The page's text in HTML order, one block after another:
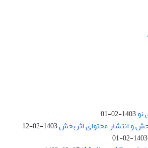
نو1403-02-01
و انتشار محتوای اثربخش1403-02-12
1403-02-01